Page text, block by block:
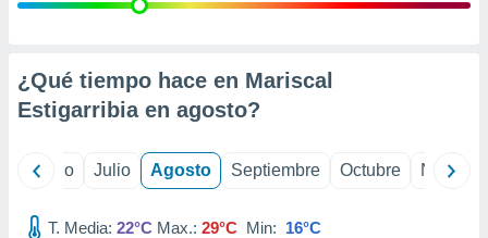
e
mediante
publicidad
¿Qué tiempo hace en Mariscal
Estigarribia en agosto?
Junio Julio Agosto Septiembre Octubre
T. Media: 22°C Max.: 29°C Min: 16°C